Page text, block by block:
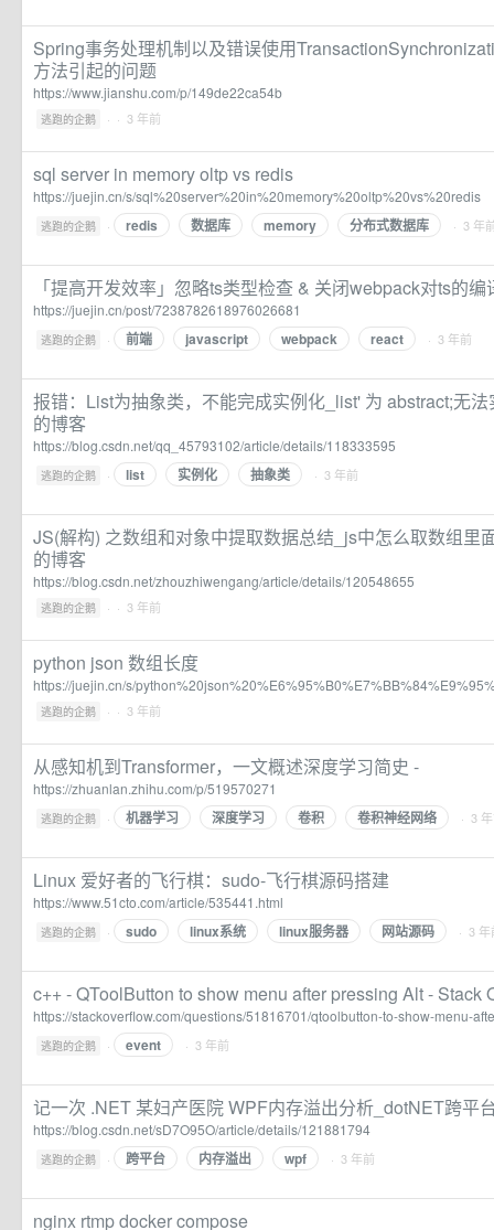
Spring事务处理机制以及错误使用
方法引起的问题
https://www.jianshu.com/p/149de22ca54b
逃跑的企鹅 · · 3 年前
sql server in memory oltp vs redis
https://juejin.cn/s/sql%20server%20in%20memory%20oltp%20vs%20redis
逃跑的企鹅 · redis 数据库 memory 分布式数据库 · 3 年
「提高开发效率」忽略ts类型检查 & 关闭webpack对ts的编
https://juejin.cn/post/7238782618976026681
逃跑的企鹅 · 前端 javascript webpack react · 3 年前
报错：List为抽象类，不能完成实例化_list' 为 abstract;无
的博客
https://blog.csdn.net/qq_45793102/article/details/118333595
逃跑的企鹅 · list 实例化 抽象类 · 3 年前
JS(解构) 之数组和对象中提取数据总结_js中怎么取数组里
的博客
https://blog.csdn.net/zhouzhiwengang/article/details/120548655
逃跑的企鹅 · · 3 年前
python json 数组长度
https://juejin.cn/s/
逃跑的企鹅 · · 3 年前
从感知机到Transformer，一文概述深度学习简史 -
https://zhuanlan.zhihu.com/p/519570271
逃跑的企鹅 · 机器学习 深度学习 卷积 卷积神经网络 · 3
Linux 爱好者的飞行棋：sudo-飞行棋源码搭建
https://www.51cto.com/article/535441.html
逃跑的企鹅 · sudo linux系统 linux服务器 网站源码 · 3 年
c++ - QToolButton to show menu after pressing Alt - Stack
https://stackoverflow.com/questions/51816701/qtoolbutton-to-show-menu-
逃跑的企鹅 · event · 3 年前
记一次 .NET 某妇产医院 WPF内存溢出分析_dotNET跨平
https://blog.csdn.net/sD7O95O/article/details/121881794
逃跑的企鹅 · 跨平台 内存溢出 wpf · 3 年前
nginx rtmp docker compose